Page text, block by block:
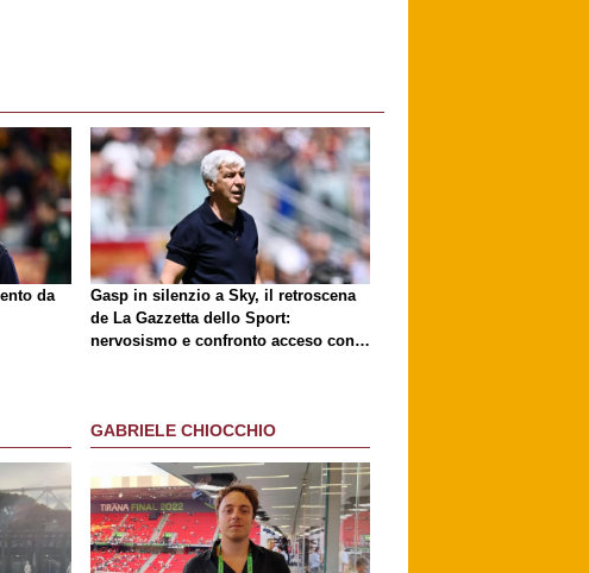
da
Gasp in silenzio a Sky, il retroscena
de La Gazzetta dello Sport:
nervosismo e confronto acceso con
GABRIELE CHIOCCHIO